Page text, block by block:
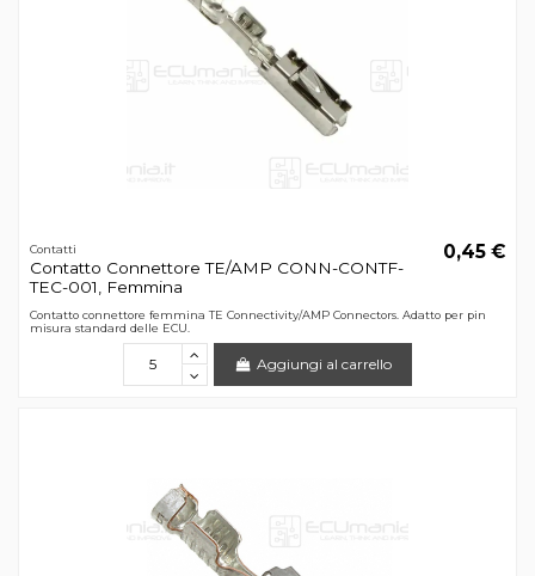
Contatti
Contatto Connettore TE/AMP CONN-CONTF-
TEC-001, Femmina
0,45 €
Contatto connettore femmina TE Connectivity/AMP Connectors. Adatto per pin
misura standard delle ECU.
Aggiungi al carrello